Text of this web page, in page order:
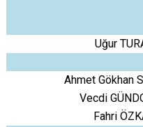
Uğur
Ahmet Gökhan
Vecdi
Fahri